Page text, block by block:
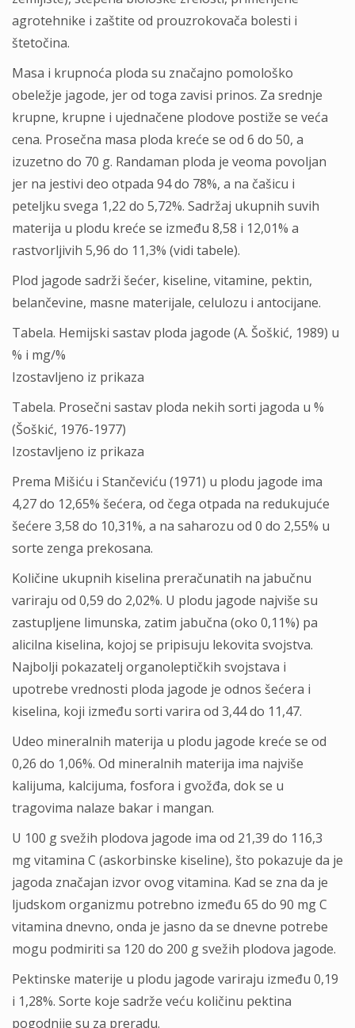
agrotehnike i zaštite od prouzrokovača bolesti i
štetočina.
Masa i krupnoća ploda su značajno pomološko
obeležje jagode, jer od toga zavisi prinos. Za srednje
krupne, krupne i ujednačene plodove postiže se veća
cena. Prosečna masa ploda kreće se od 6 do 50, a
izuzetno do 70 g. Randaman ploda je veoma povoljan
jer na jestivi deo otpada 94 do 78%, a na čašicu i
peteljku svega 1,22 do 5,72%. Sadržaj ukupnih suvih
materija u plodu kreće se između 8,58 i 12,01% a
rastvorljivih 5,96 do 11,3% (vidi tabele).
Plod jagode sadrži šećer, kiseline, vitamine, pektin,
belančevine, masne materijale, celulozu i antocijane.
Tabela. Hemijski sastav ploda jagode (A. Šoškić, 1989) u
% i mg/%
Izostavljeno iz prikaza
Tabela. Prosečni sastav ploda nekih sorti jagoda u %
(Šoškić, 1976-1977)
Izostavljeno iz prikaza
Prema Mišiću i Stančeviću (1971) u plodu jagode ima
4,27 do 12,65% šećera, od čega otpada na redukujuće
šećere 3,58 do 10,31%, a na saharozu od 0 do 2,55% u
sorte zenga prekosana.
Količine ukupnih kiselina preračunatih na jabučnu
variraju od 0,59 do 2,02%. U plodu jagode najviše su
zastupljene limunska, zatim jabučna (oko 0,11%) pa
alicilna kiselina, kojoj se pripisuju lekovita svojstva.
Najbolji pokazatelj organoleptičkih svojstava i
upotrebe vrednosti ploda jagode je odnos šećera i
kiselina, koji između sorti varira od 3,44 do 11,47.
Udeo mineralnih materija u plodu jagode kreće se od
0,26 do 1,06%. Od mineralnih materija ima najviše
kalijuma, kalcijuma, fosfora i gvožđa, dok se u
tragovima nalaze bakar i mangan.
U 100 g svežih plodova jagode ima od 21,39 do 116,3
mg vitamina C (askorbinske kiseline), što pokazuje da je
jagoda značajan izvor ovog vitamina. Kad se zna da je
ljudskom organizmu potrebno između 65 do 90 mg C
vitamina dnevno, onda je jasno da se dnevne potrebe
mogu podmiriti sa 120 do 200 g svežih plodova jagode.
Pektinske materije u plodu jagode variraju između 0,19
i 1,28%. Sorte koje sadrže veću količinu pektina
pogodnije su za preradu.